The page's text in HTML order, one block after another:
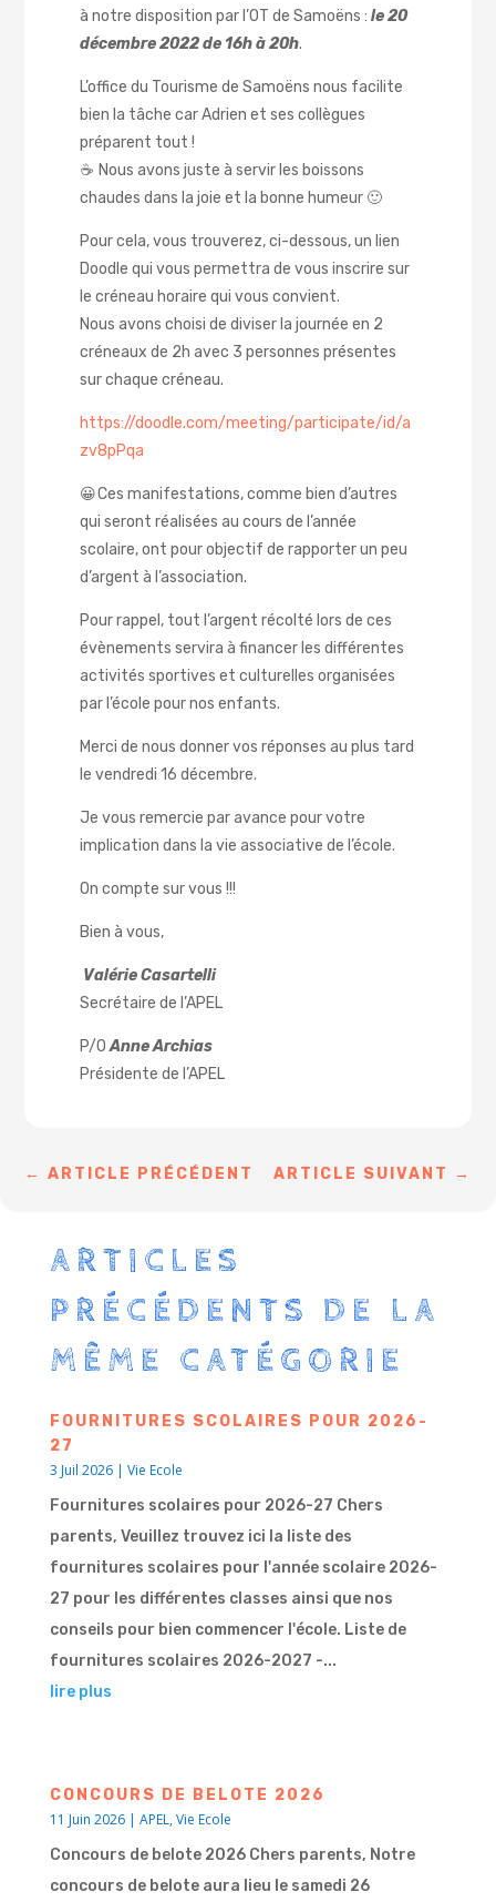
à notre disposition par l’OT de Samoëns :le 20
décembre 2022 de 16h à 20h.
L’office du Tourisme de Samoëns nous facilite
bien la tâche car Adrien et ses collègues
préparent tout !
☕ Nous avons juste à servir les boissons
chaudes dans la joie et la bonne humeur 🙂
Pour cela, vous trouverez, ci-dessous, un lien
Doodle qui vous permettra de vous inscrire sur
le créneau horaire qui vous convient.
Nous avons choisi de diviser la journée en 2
créneaux de 2h avec 3 personnes présentes
sur chaque créneau.
https://doodle.com/meeting/participate/id/a
zv8pPqa
😀 Ces manifestations, comme bien d’autres
qui seront réalisées au cours de l’année
scolaire, ont pour objectif de rapporter un peu
d’argent à l’association.
Pour rappel, tout l’argent récolté lors de ces
évènements servira à financer les différentes
activités sportives et culturelles organisées
par l’école pour nos enfants.
Merci de nous donner vos réponses au plus tard
le vendredi 16 décembre.
Je vous remercie par avance pour votre
implication dans la vie associative de l’école.
On compte sur vous !!!
Bien à vous,
Valérie Casartelli
Secrétaire de l’APEL
P/OAnne Archias
Présidente de l’APEL
←ARTICLE PRÉCÉDENT ARTICLE SUIVANT →
ARTICLES
PRÉCÉDENTS DE LA
MÊME CATÉGORIE
FOURNITURES SCOLAIRES POUR 2026-
27
3 Juil 2026| Vie Ecole
Fournitures scolaires pour 2026-27 Chers
parents, Veuillez trouvez ici la liste des
fournitures scolaires pour l'année scolaire 2026-
27 pour les différentes classes ainsi que nos
conseils pour bien commencer l'école. Liste de
fournitures scolaires 2026-2027 -...
lire plus
CONCOURS DE BELOTE 2026
11 Juin 2026| APEL,Vie Ecole
Concours de belote 2026 Chers parents, Notre
concours de belote aura lieu le samedi 26